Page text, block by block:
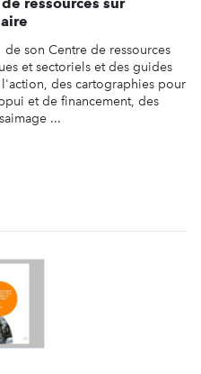
son Centre de ressources
et sectoriels et des guides
des cartographies pour
et de financement, des
...